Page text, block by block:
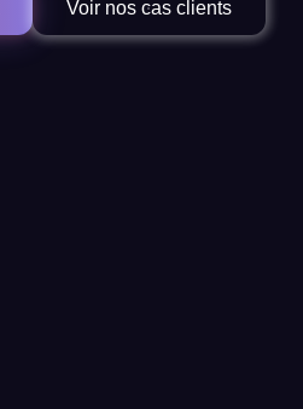
Voir nos cas clients